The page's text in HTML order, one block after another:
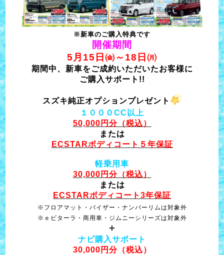
※新車のご購入特典です
開催期間
5月15日㈮～18日㈪
期間中、新車をご成約いただいたお客様に
ご購入サポート!!
スズキ純正オプションプレゼント
１０００CC以上
50,000円分（税込）
または
ECSTARボディコート５年保証
軽乗用車
30,000円分（税込）
または
ECSTARボディコート3年保証
※フロアマット・バイザー・ナンバーリムは対象外
※ｅビターラ・商用車・ジムニーシリーズは対象外
＋
ナビ購入サポート
30,000円分（税込）